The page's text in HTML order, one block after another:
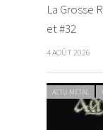
La Grosse
et #32
4 AOÛT 2026
ACTU METAL